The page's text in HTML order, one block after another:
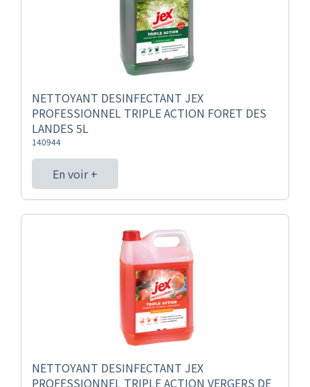
NETTOYANT DESINFECTANT JEX
PROFESSIONNEL TRIPLE ACTION FORET DES
LANDES 5L
140944
En voir +
NETTOYANT DESINFECTANT JEX
PROFESSIONNEL TRIPLE ACTION VERGERS DE